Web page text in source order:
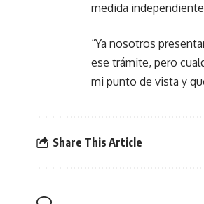
medida
“Ya nosotros
ese trámite, pero
mi punto de vista y
Share This Article